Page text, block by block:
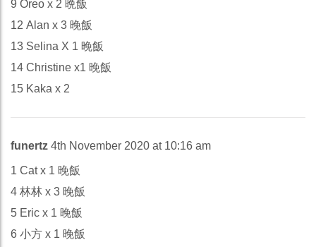
9 Oreo x 2 晩飯
12 Alan x 3 晚飯
13 Selina X 1 晚飯
14 Christine x1 晚飯
15 Kaka x 2
funertz 4th November 2020 at 10:16 am
1 Cat x 1 晚飯
4 林林 x 3 晚飯
5 Eric x 1 晚飯
6 小方 x 1 晚飯